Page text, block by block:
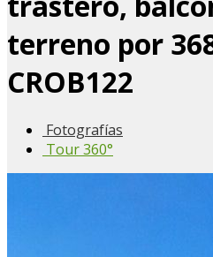
terreno por
CROB122
Fotografías
Tour 360°